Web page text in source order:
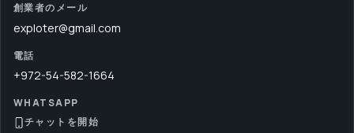
創業者のメール
exploter@gmail.com
電話
+972-54-582-1664
WHATSAPP
チャットを開始